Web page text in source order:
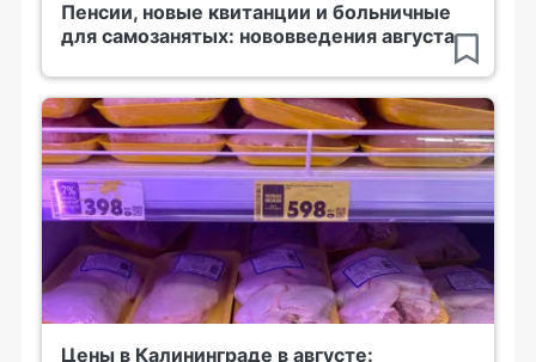
Пенсии, новые квитанции и больничные
для самозанятых: нововведения августа
Цены в Калининграде в августе: